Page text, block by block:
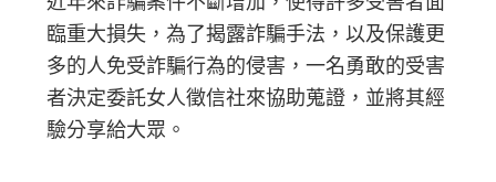
臨重大損失，為了揭露詐騙手法，以及保護更
多的人免受詐騙行為的侵害，一名勇敢的受害
者決定委託女人徵信社來協助蒐證，並將其經
驗分享給大眾。